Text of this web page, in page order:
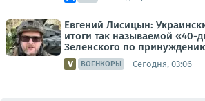
Евгений Лисицын:
итоги так называемой «40-
Зеленского по
ВОЕНКОРЫ Сегодня, 03:06